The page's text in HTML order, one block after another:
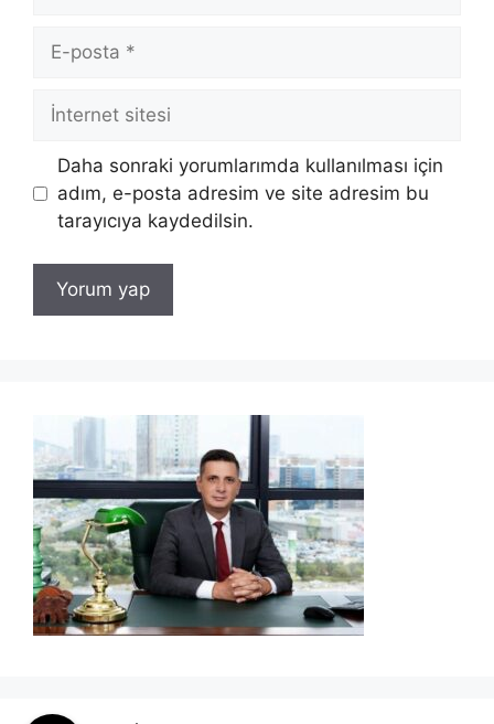
posta
İnternet
Daha sonraki yorumlarımda kullanılması için
adım, e-posta adresim ve site adresim bu
tarayıcıya kaydedilsin.